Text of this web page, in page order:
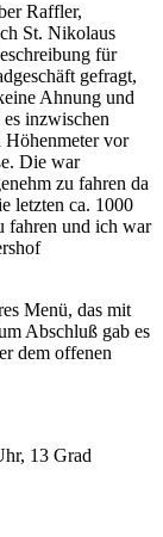
Raffler,
St. Nikolaus
für
gefragt,
Ahnung und
inzwischen
vor
Die war
zu fahren da
letzten ca. 1000
fahren und ich war
Menü, das mit
Abschluß gab es
dem offenen
13 Grad